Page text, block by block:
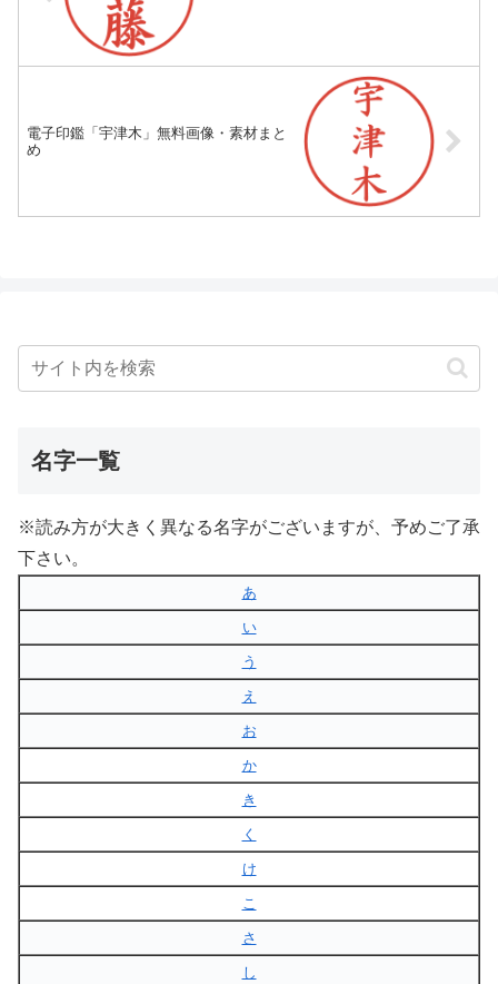
電子印鑑「宇津木」無料画像・素材まと
め
名字一覧
※読み方が大きく異なる名字がございますが、予めご了承
下さい。
あ
い
う
え
お
か
き
く
け
こ
さ
し